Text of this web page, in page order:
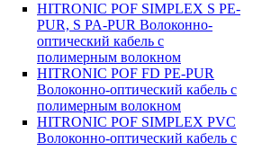
HITRONIC POF SIMPLEX S PE-
PUR, S PA-PUR Волоконно-
оптический кабель с
полимерным волокном
HITRONIC POF FD PE-PUR
Волоконно-оптический кабель с
полимерным волокном
HITRONIC POF SIMPLEX PVC
Волоконно-оптический кабель с